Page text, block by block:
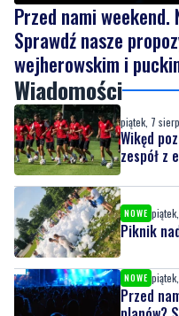
Przed nami
Sprawdź nasze
wejherowskim i
Wiadomości
piątek, 7
Wikęd
zespół z
NOWE
Piknik
NOWE
Przed